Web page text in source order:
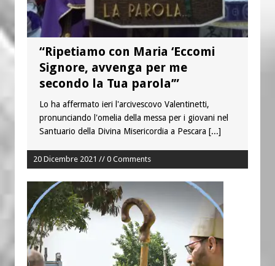
“Ripetiamo con Maria ‘Eccomi
Signore, avvenga per me
secondo la Tua parola’”
Lo ha affermato ieri l'arcivescovo Valentinetti,
pronunciando l'omelia della messa per i giovani nel
Santuario della Divina Misericordia a Pescara [...]
20 Dicembre 2021 // 0 Comments